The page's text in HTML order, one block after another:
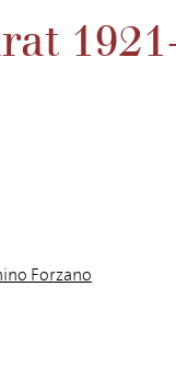
Forzano